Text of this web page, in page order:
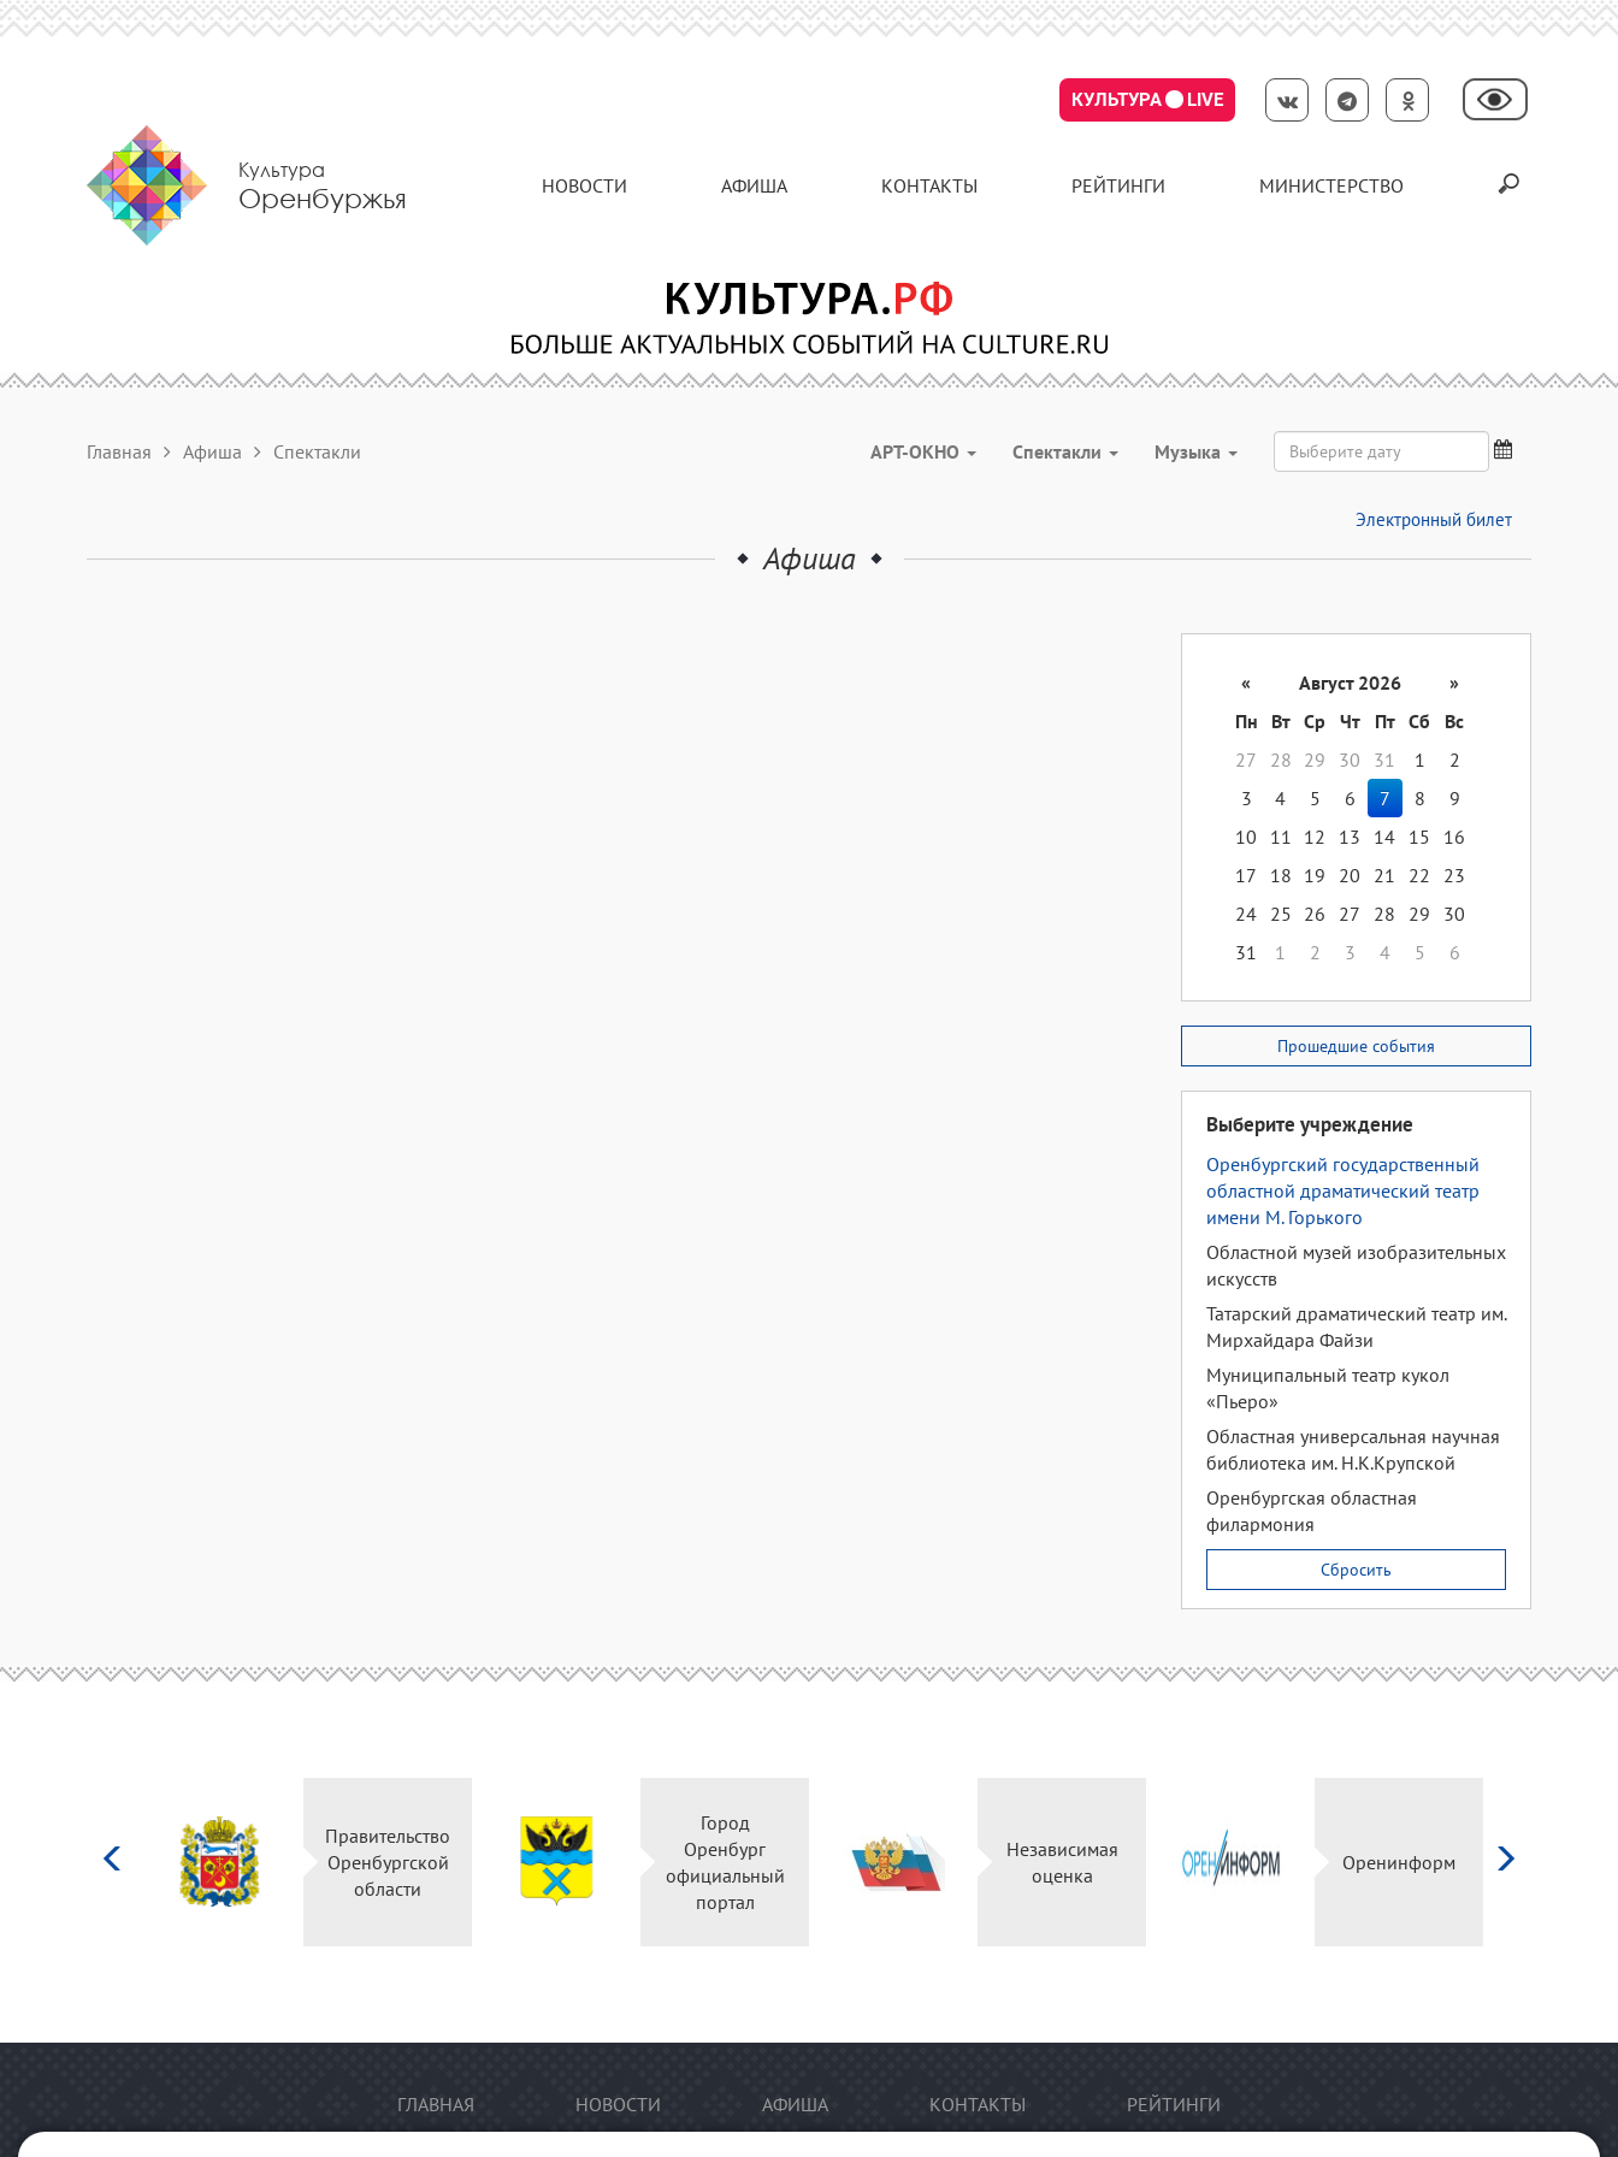
КУЛЬТУРА LIVE
Культура
Оренбуржья НОВОСТИ АФИША КОНТАКТЫ РЕЙТИНГИ МИНИСТЕРСТВО
Главная Афиша Спектакли АРТ-ОКНО Спектакли Музыка
Электронный билет
Афиша
« Август 2026
»
Пн
Вт Ср Чт Пт Сб
Вс
27
28 29 30 31 1
2
3
4 5 6 7 8
9
10
11 12 13 14 15
16
17
18 19 20 21 22
23
24 25 26 27 28 29
30
31
1 2 3 4 5 6
Прошедшие события
Выберите учреждение
Оренбургский государственный
областной драматический театр
имени М. Горького
Областной музей изобразительных
искусств
Татарский драматический театр им.
Мирхайдара Файзи
Муниципальный театр кукол
«Пьеро»
Областная универсальная научная
библиотека им. Н.К.Крупской
Оренбургская областная
филармония
Сбросить
Правительство
Оренбургской
области
Город
Оренбург
официальный
портал
Независимая
оценка
Оренинформ
ГЛАВНАЯ НОВОСТИ АФИША КОНТАКТЫ РЕЙТИНГИ